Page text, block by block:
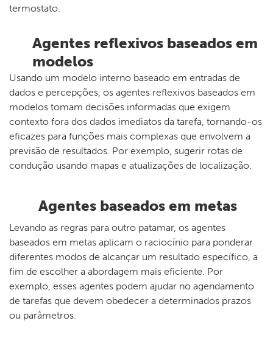
termostato.
Agentes reflexivos baseados em
modelos
Usando um modelo interno baseado em entradas de
dados e percepções, os agentes reflexivos baseados em
modelos tomam decisões informadas que exigem
contexto fora dos dados imediatos da tarefa, tornando-os
eficazes para funções mais complexas que envolvem a
previsão de resultados. Por exemplo, sugerir rotas de
condução usando mapas e atualizações de localização.
Agentes baseados em metas
Levando as regras para outro patamar, os agentes
baseados em metas aplicam o raciocínio para ponderar
diferentes modos de alcançar um resultado específico, a
fim de escolher a abordagem mais eficiente. Por
exemplo, esses agentes podem ajudar no agendamento
de tarefas que devem obedecer a determinados prazos
ou parâmetros.